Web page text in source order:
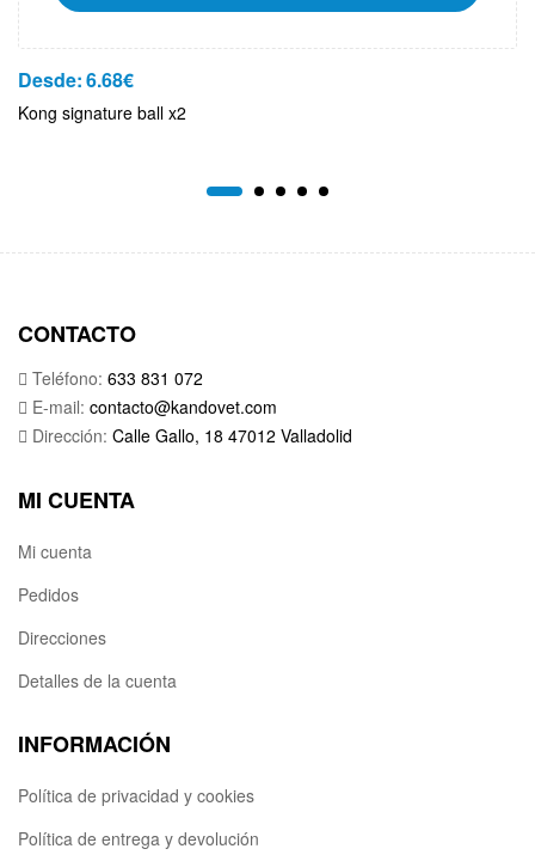
Desde:6.68€
Kong signature ball x2
CONTACTO
Teléfono: 633 831 072
E-mail: contacto@kandovet.com
Dirección: Calle Gallo, 18 47012 Valladolid
MI CUENTA
Mi cuenta
Pedidos
Direcciones
Detalles de la cuenta
INFORMACIÓN
Política de privacidad y cookies
Política de entrega y devolución